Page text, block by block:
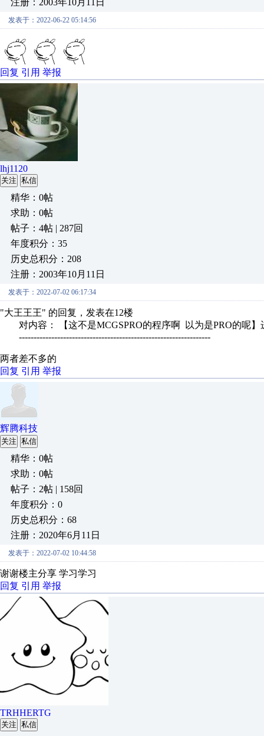
注册：2003年10月11日
发表于：2022-06-22 05:14:56
回复 引用 举报
lhj1120
关注 私信
精华：0帖
求助：0帖
帖子：4帖 | 287回
年度积分：35
历史总积分：208
注册：2003年10月11日
发表于：2022-07-02 06:17:34
"大王王王" 的回复，发表在12楼
对内容： 【这不是MCGSPRO的程序啊 以为是PRO的呢】
-----------------------------------------------------------------
两者差不多的
回复 引用 举报
辉腾科技
关注 私信
精华：0帖
求助：0帖
帖子：2帖 | 158回
年度积分：0
历史总积分：68
注册：2020年6月11日
发表于：2022-07-02 10:44:58
谢谢楼主分享 学习学习
回复 引用 举报
TRHHERTG
关注 私信